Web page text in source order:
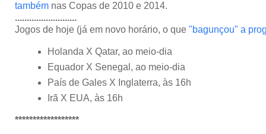
também nas Copas de 2010 e 2014.
..........................
Jogos de hoje (já em novo horário, o que "bagunçou" a
Holanda X Qatar, ao meio-dia
Equador X Senegal, ao meio-dia
País de Gales X Inglaterra, às 16h
Irã X EUA, às 16h
******************